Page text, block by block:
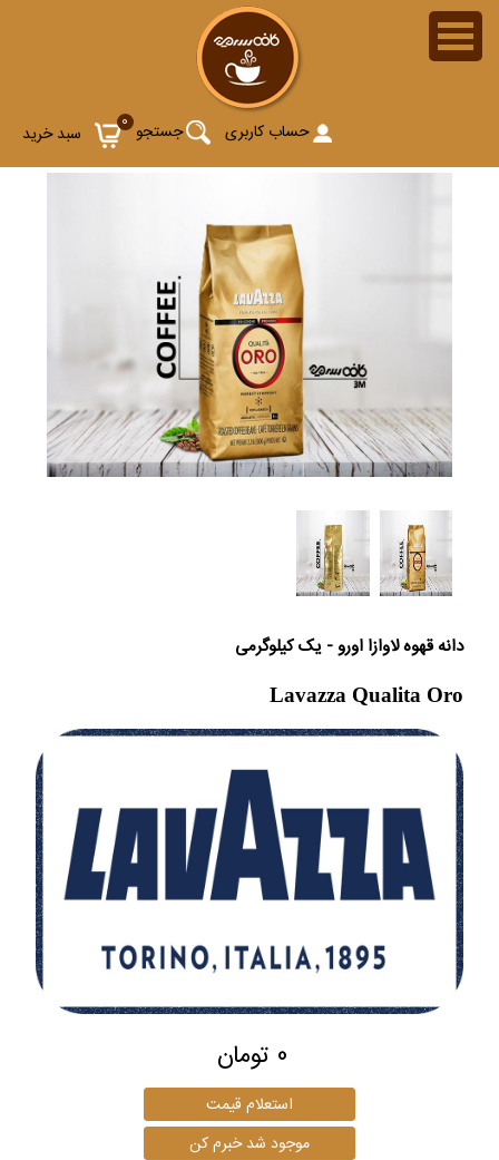
0 سبد خرید جستجو حساب کاربری
دانه قهوه لاوازا اورو - یک کیلوگرمی
Lavazza Qualita Oro
0 تومان